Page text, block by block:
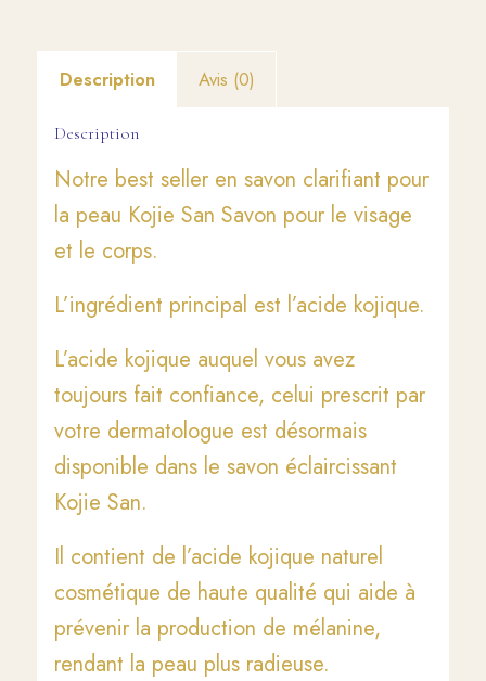
Description Avis (0)
Description
Notre best seller en savon clarifiant pour
la peau Kojie San Savon pour le visage
et le corps.
L’ingrédient principal est l’acide kojique.
L’acide kojique auquel vous avez
toujours fait confiance, celui prescrit par
votre dermatologue est désormais
disponible dans le savon éclaircissant
Kojie San.
Il contient de l’acide kojique naturel
cosmétique de haute qualité qui aide à
prévenir la production de mélanine,
rendant la peau plus radieuse.